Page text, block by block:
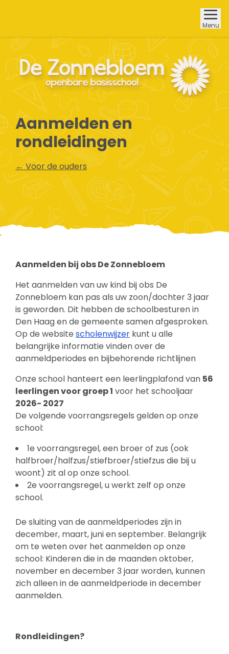
Menu
Aanmelden en
rondleidingen
← Voor de ouders
Aanmelden bij obs De Zonnebloem
Het aanmelden van uw kind bij obs De
Zonnebloem kan pas als uw zoon/dochter 3 jaar
is geworden. Dit hebben de schoolbesturen in
Den Haag en de gemeente samen afgesproken.
Op de website scholenwijzer kunt u alle
belangrijke informatie vinden over de
aanmeldperiodes en bijbehorende richtlijnen
Onze school hanteert een leerlingplafond van 56
leerlingen voor groep 1 voor het schooljaar
2026- 2027
De volgende voorrangsregels gelden op onze
school:
1e voorrangsregel, een broer of zus (ook
halfbroer/halfzus/stiefbroer/stiefzus die bij u
woont) zit al op onze school.
2e voorrangsregel, u werkt zelf op onze
school.
De sluiting van de aanmeldperiodes zijn in
december, maart, juni en september. Belangrijk
om te weten over het aanmelden op onze
school: Kinderen die in de maanden oktober,
november en december 3 jaar worden, kunnen
zich alleen in de aanmeldperiode in december
aanmelden.
Rondleidingen?